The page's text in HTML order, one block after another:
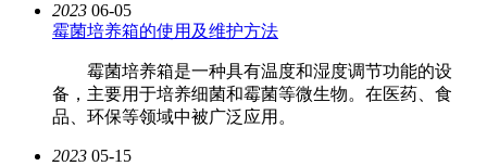
2023 06-05
霉菌培养箱的使用及维护方法
霉菌培养箱是一种具有温度和湿度调节功能的设
备，主要用于培养细菌和霉菌等微生物。在医药、食
品、环保等领域中被广泛应用。
2023 05-15